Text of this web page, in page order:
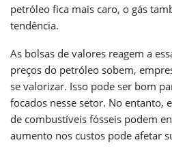
petróleo fica mais caro, o gás
tendência.
As bolsas de valores reagem a
preços do petróleo sobem,
se valorizar. Isso pode ser bom
focados nesse setor. No entanto,
de combustíveis fósseis podem
aumento nos custos pode afetar